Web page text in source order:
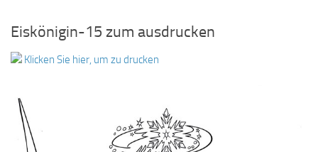
Eiskönigin-15 zum ausdrucken
Klicken Sie hier, um zu drucken